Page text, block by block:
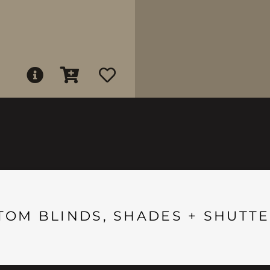
BLINDS, SHADES +